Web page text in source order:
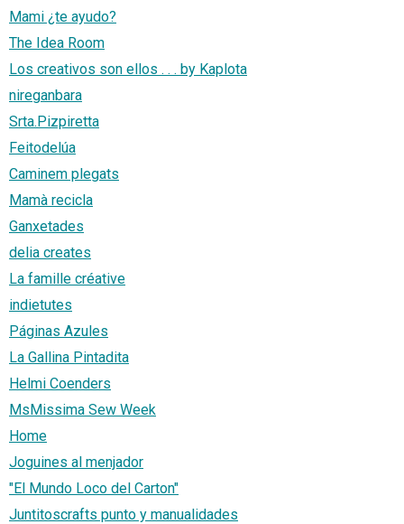
Mami ¿te ayudo?
The Idea Room
Los creativos son ellos . . . by Kaplota
nireganbara
Srta.Pizpiretta
Feitodelúa
Caminem plegats
Mamà recicla
Ganxetades
delia creates
La famille créative
indietutes
Páginas Azules
La Gallina Pintadita
Helmi Coenders
MsMissima Sew Week
Home
Joguines al menjador
"El Mundo Loco del Carton"
Juntitoscrafts punto y manualidades